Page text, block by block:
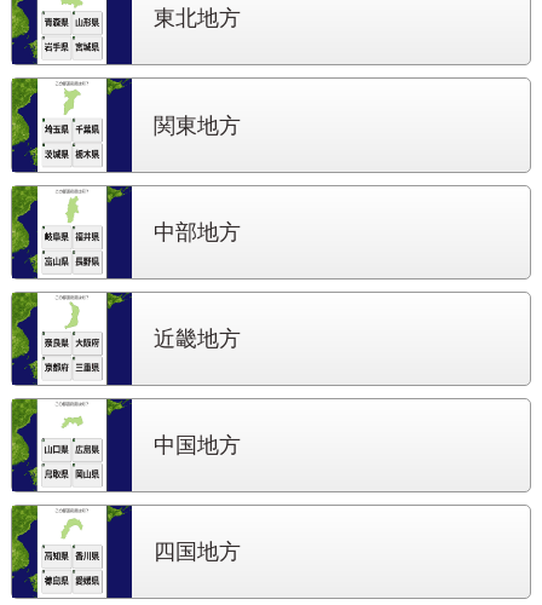
東北地方
関東地方
中部地方
近畿地方
中国地方
四国地方